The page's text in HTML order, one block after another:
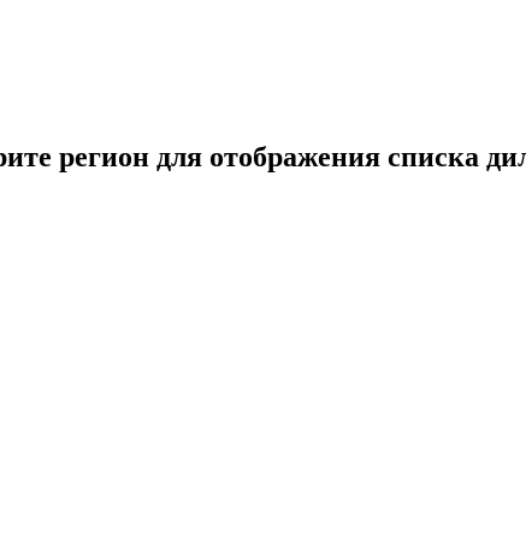
регион для отображения списка